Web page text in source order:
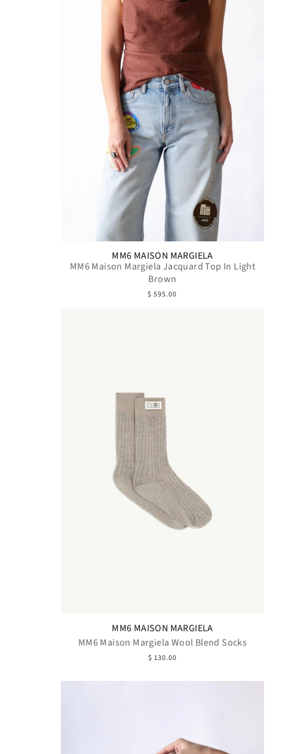
MM6 MAISON MARGIELA
MM6 Maison Margiela Jacquard Top In Light
Brown
$ 595.00
MM6 MAISON MARGIELA
MM6 Maison Margiela Wool Blend Socks
$ 130.00